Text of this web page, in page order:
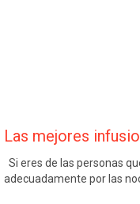
Las mejores
Si eres de las personas
adecuadamente por las